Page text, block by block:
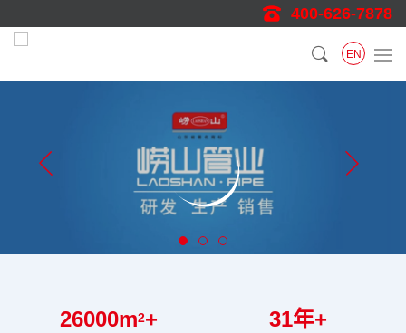
400-626-7878
EN
26000m2+ 31年+